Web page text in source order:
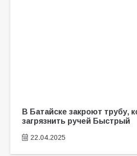
В Батайске закроют трубу,
загрязнить ручей Быстрый
22.04.2025